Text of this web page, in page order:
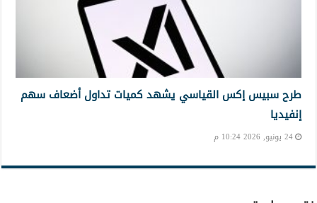
طرح سبيس إكس القياسي يشهد كميات تداول أضعاف سهم
إنفيديا
24 يونيو, 2026 10:24 م